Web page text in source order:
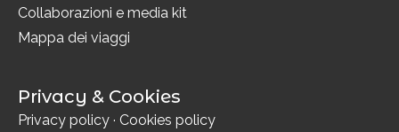
Collaborazioni e media kit
Mappa dei viaggi
Privacy & Cookies
Privacy policy · Cookies policy